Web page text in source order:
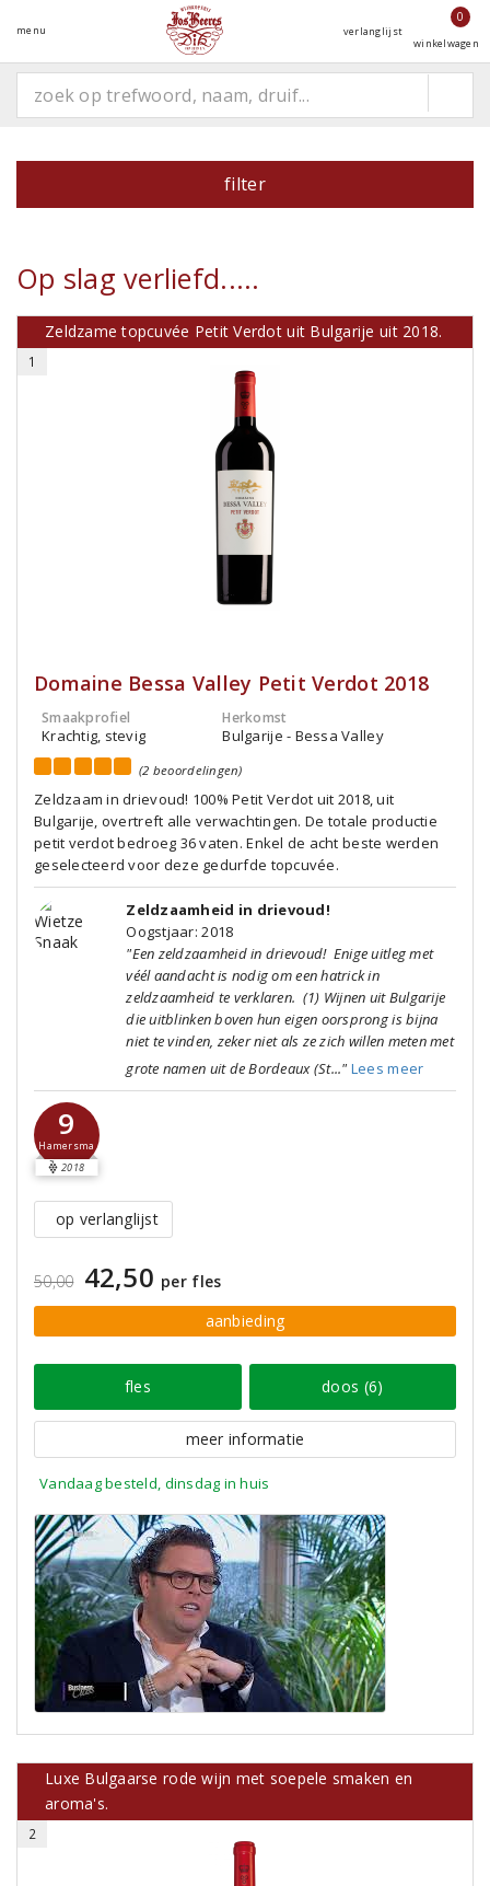
menu verlanglijst
0
winkelwagen
filter
Op slag verliefd.....
Zeldzame topcuvée Petit Verdot uit Bulgarije uit 2018.
1
Domaine Bessa Valley Petit Verdot 2018
Smaakprofiel
Krachtig, stevig
Herkomst
Bulgarije - Bessa Valley
(2 beoordelingen)
Zeldzaam in drievoud! 100% Petit Verdot uit 2018, uit
Bulgarije, overtreft alle verwachtingen. De totale productie
petit verdot bedroeg 36 vaten. Enkel de acht beste werden
geselecteerd voor deze gedurfde topcuvée.
Zeldzaamheid in drievoud!
Oogstjaar: 2018
"Een zeldzaamheid in drievoud! Enige uitleg met
véél aandacht is nodig om een hatrick in
zeldzaamheid te verklaren. (1) Wijnen uit Bulgarije
die uitblinken boven hun eigen oorsprong is bijna
niet te vinden, zeker niet als ze zich willen meten met
grote namen uit de Bordeaux (St..." Lees meer
9
Hamersma
2018
op verlanglijst
50,00 42,50 per fles
aanbieding
fles doos (6)
meer informatie
Vandaag besteld, dinsdag in huis
Luxe Bulgaarse rode wijn met soepele smaken en
aroma's.
2